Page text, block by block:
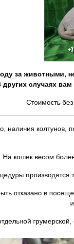
за животными,
случаях
Стоимость
наличия
На кошек весом
производятся
отказано в